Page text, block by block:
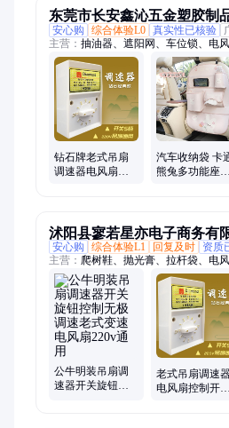
东莞市长安鑫沁五金塑胶制
商户)
安心购
综合体验L0 真实性已核验
主营： 抽油器、遮阳网、车位锁、电
线钳、控制板、尖头铲、通风管、切
膜泵、防鸟袋、开发板、激光笔、喷
提秤、打钉枪、抓绳器、剥线钳、电
钻石牌老式吊扇
调速器电风扇控
汽车收纳袋 卡
熊兔多功能座椅
沭阳县寥若星亦电子商务有
安心购
综合体验L1 回复及时 资质
主营： 爬树鞋、抛光膏、拉杆袋、电
推车、爬杆器、压榨机、脚爬树、榨
滑油、木工凿、拉铆枪、拉钉枪、铆
光蜡、抹泥刀、购物车、泡酒瓶、欧
公牛明装吊扇调
速器开关旋钮控
老式吊扇调速
电风扇控制开关